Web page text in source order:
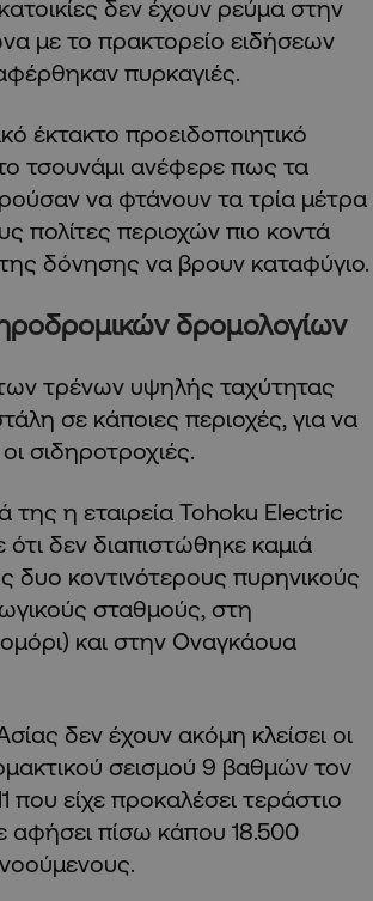
δεν έχουν ρεύμα στην
με το πρακτορείο ειδήσεων
πυρκαγιές.
έκτακτο προειδοποιητικό
τσουνάμι ανέφερε πως τα
να φτάνουν τα τρία μέτρα
πολίτες περιοχών πιο κοντά
δόνησης να βρουν καταφύγιο.
δρομολογίων
τρένων υψηλής ταχύτητας
σε κάποιες περιοχές, για να
σιδηροτροχιές.
της η εταιρεία Tohoku Electric
δεν διαπιστώθηκε καμιά
δυο κοντινότερους πυρηνικούς
σταθμούς, στη
και στην Οναγκάουα
δεν έχουν ακόμη κλείσει οι
σεισμού 9 βαθμών τον
που είχε προκαλέσει τεράστιο
αφήσει πίσω κάπου 18.500